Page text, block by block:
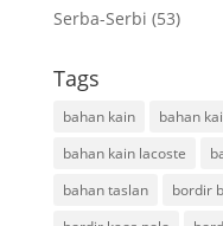
Serba-Serbi (53)
Tags
bahan kain bahan
bahan kain lacoste
bahan taslan
bordir